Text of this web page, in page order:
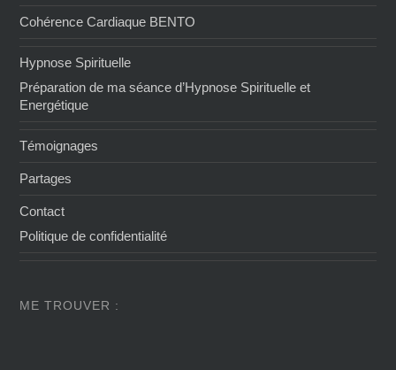
Cohérence Cardiaque BENTO
Hypnose Spirituelle
Préparation de ma séance d’Hypnose Spirituelle et
Energétique
Témoignages
Partages
Contact
Politique de confidentialité
ME TROUVER :